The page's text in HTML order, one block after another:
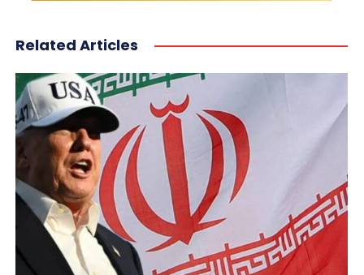
Related Articles